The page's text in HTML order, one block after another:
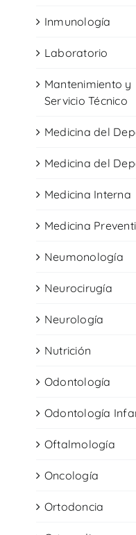
Inmunología
Laboratorio
Mantenimiento y
Servicio Técnico
Medicina del
Medicina del
Medicina Interna
Medicina
Neumonología
Neurocirugía
Neurología
Nutrición
Odontología
Odontología
Oftalmología
Oncología
Ortodoncia